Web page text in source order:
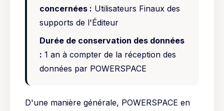
concernées : Utilisateurs Finaux des
supports de l'Éditeur
Durée de conservation des données
: 1 an à compter de la réception des
données par POWERSPACE
D'une manière générale, POWERSPACE en